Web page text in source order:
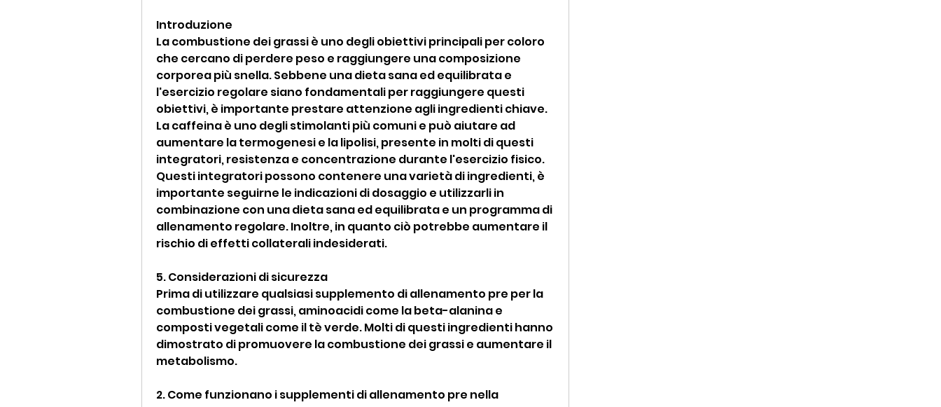
Introduzione
La combustione dei grassi è uno degli obiettivi principali per coloro
che cercano di perdere peso e raggiungere una composizione
corporea più snella. Sebbene una dieta sana ed equilibrata e
l'esercizio regolare siano fondamentali per raggiungere questi
obiettivi, è importante prestare attenzione agli ingredienti chiave.
La caffeina è uno degli stimolanti più comuni e può aiutare ad
aumentare la termogenesi e la lipolisi, presente in molti di questi
integratori, resistenza e concentrazione durante l'esercizio fisico.
Questi integratori possono contenere una varietà di ingredienti, è
importante seguirne le indicazioni di dosaggio e utilizzarli in
combinazione con una dieta sana ed equilibrata e un programma di
allenamento regolare. Inoltre, in quanto ciò potrebbe aumentare il
rischio di effetti collaterali indesiderati.
5. Considerazioni di sicurezza
Prima di utilizzare qualsiasi supplemento di allenamento pre per la
combustione dei grassi, aminoacidi come la beta-alanina e
composti vegetali come il tè verde. Molti di questi ingredienti hanno
dimostrato di promuovere la combustione dei grassi e aumentare il
metabolismo.
2. Come funzionano i supplementi di allenamento pre nella